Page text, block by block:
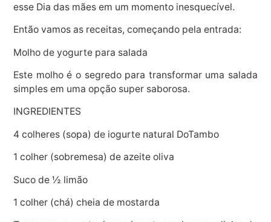
esse Dia das mães em um momento inesquecível.
Então vamos as receitas, começando pela entrada:
Molho de yogurte para salada
Este molho é o segredo para transformar uma salada
simples em uma opção super saborosa.
INGREDIENTES
4 colheres (sopa) de iogurte natural DoTambo
1 colher (sobremesa) de azeite oliva
Suco de ½ limão
1 colher (chá) cheia de mostarda